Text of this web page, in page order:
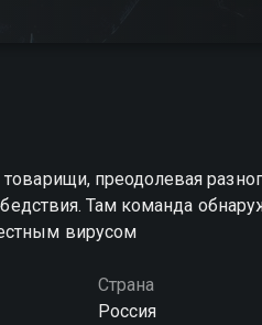
преодолевая
Там команда
вирусом
Страна
Россия